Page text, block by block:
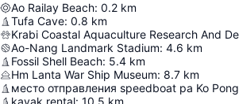
Ao Railay Beach: 0.2 km
Tufa Cave: 0.8 km
Ao-Nang Landmark Stadium: 4.6 km
Fossil Shell Beach: 5.4 km
Hm Lanta War Ship Museum: 8.7 km
место отправления speedboat ра Ko Pong
kayak rental: 10.5 km